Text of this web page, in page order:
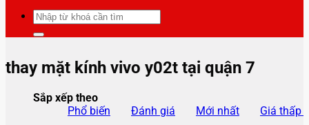
Tìm
kiếm:
thay mặt kính vivo y02t tại quận 7
Sắp xếp theo
Phổ biến
Đánh giá Mới nhất Giá thấp